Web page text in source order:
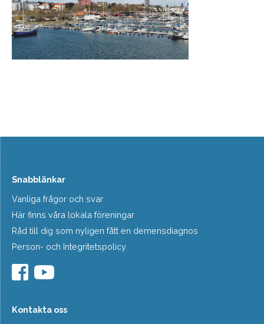
Snabblänkar
Vanliga frågor och svar
Här finns våra lokala föreningar
Råd till dig som nyligen fått en demensdiagnos
Person- och Integritetspolicy
Kontakta oss